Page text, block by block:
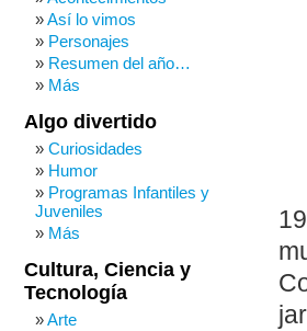
Así lo vimos
Personajes
Resumen del año…
Más
Algo divertido
Curiosidades
Humor
Programas Infantiles y
Juveniles
Más
Cultura, Ciencia y
Tecnología
Arte